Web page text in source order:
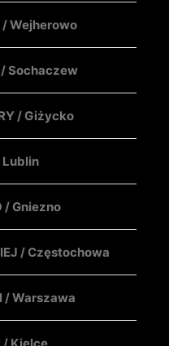
/ Wejherowo
/ Sochaczew
/ Giżycko
Lublin
/ Gniezno
/ Częstochowa
/ Warszawa